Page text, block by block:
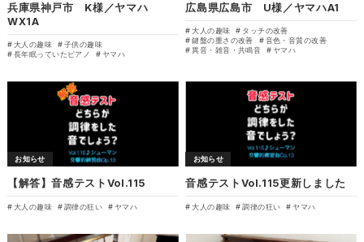
兵庫県神戸市 K様／ヤマハ
WX1A
大人の趣味
子供の趣味
長年眠っていたピアノ
ヤマハ
広島県広島市 U様／ヤマハA1
大人の趣味
タッチの改善
鍵盤の重さの改善
音色・音質の改善
異音・雑音・共鳴音
ヤマハ
お知らせ
【解答】音感テストVol.115
大人の趣味 調律の狂い ヤマハ
お知らせ
音感テストVol.115更新しました
大人の趣味 調律の狂い ヤマハ